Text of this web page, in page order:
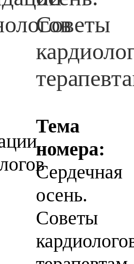
Тема
номера:
Сердечная
осень.
Советы